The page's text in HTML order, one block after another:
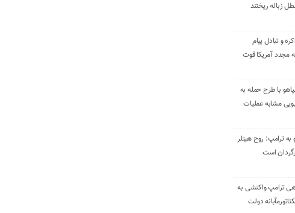
زباله ریختند
و تبادل پیام
مجدد آمریکا قوت
با طرح حمله به
مشابه عملیات
به ترامپ: روح هیتلر
است
ترامپ واکنشی به
دولت